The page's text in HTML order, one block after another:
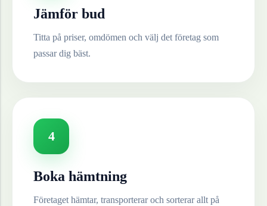
Jämför bud
Titta på priser, omdömen och välj det företag som
passar dig bäst.
4
Boka hämtning
Företaget hämtar, transporterar och sorterar allt på